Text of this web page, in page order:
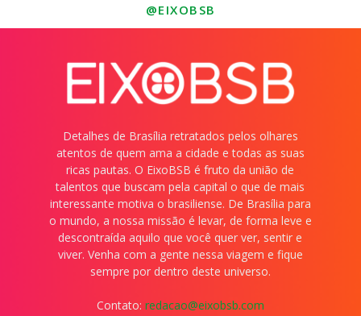
@EIXOBSB
Detalhes de Brasília retratados pelos olhares
atentos de quem ama a cidade e todas as suas
ricas pautas. O EixoBSB é fruto da união de
talentos que buscam pela capital o que de mais
interessante motiva o brasiliense. De Brasília para
o mundo, a nossa missão é levar, de forma leve e
descontraída aquilo que você quer ver, sentir e
viver. Venha com a gente nessa viagem e fique
sempre por dentro deste universo.
Contato: redacao@eixobsb.com